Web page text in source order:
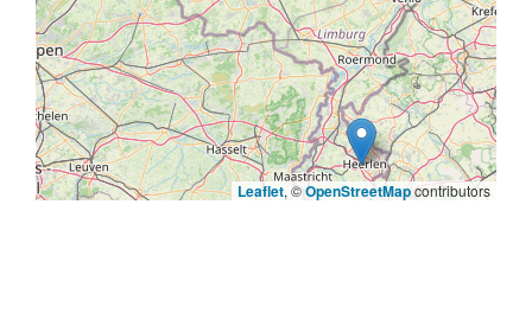
Leaflet, ©OpenStreetMapcontributors